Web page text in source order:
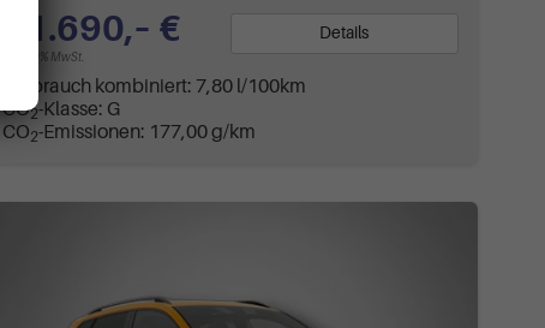
41.690,– €
incl. 19% MwSt.
Details
Verbrauch kombiniert: 7,80 l/100km
CO2-Klasse: G
CO2-Emissionen: 177,00 g/km